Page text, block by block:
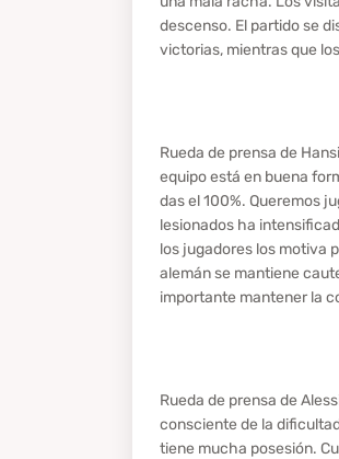
descenso. El partido se
victorias, mientras que
Rueda de prensa de
equipo está en buena
das el 100%. Queremos
lesionados ha
los jugadores los motiva
alemán se mantiene
importante mantener la
Rueda de prensa de
consciente de la
tiene mucha posesión.